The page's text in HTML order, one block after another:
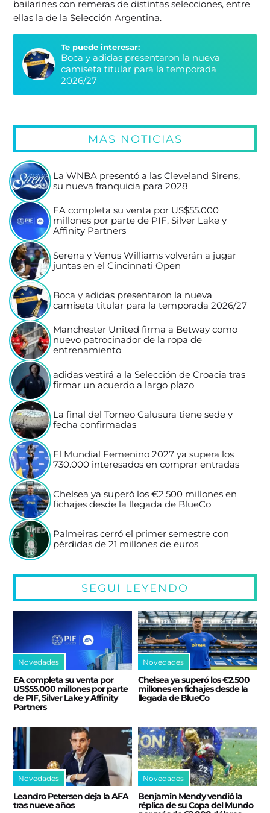
bailarines con remeras de distintas selecciones, entre
ellas la de la Selección Argentina.
Te puede interesar:
Boca y adidas presentaron la nueva
camiseta titular para la temporada
2026/27
MÁS NOTICIAS
La WNBA presentó a las Cleveland Sirens,
su nueva franquicia para 2028
EA completa su venta por US$55.000
millones por parte de PIF, Silver Lake y
Affinity Partners
Serena y Venus Williams volverán a jugar
juntas en el Cincinnati Open
Boca y adidas presentaron la nueva
camiseta titular para la temporada 2026/27
Manchester United firma a Betway como
nuevo patrocinador de la ropa de
entrenamiento
adidas vestirá a la Selección de Croacia tras
firmar un acuerdo a largo plazo
La final del Torneo Calusura tiene sede y
fecha confirmadas
El Mundial Femenino 2027 ya supera los
730.000 interesados en comprar entradas
Chelsea ya superó los €2.500 millones en
fichajes desde la llegada de BlueCo
Palmeiras cerró el primer semestre con
pérdidas de 21 millones de euros
SEGUÍ LEYENDO
Novedades
EA completa su venta por
US$55.000 millones por parte
de PIF, Silver Lake y Affinity
Partners
Novedades
Chelsea ya superó los €2.500
millones en fichajes desde la
llegada de BlueCo
Novedades
Leandro Petersen deja la AFA
tras nueve años
Novedades
Benjamin Mendy vendió la
réplica de su Copa del Mundo